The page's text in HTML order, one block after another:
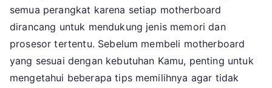
semua perangkat karena setiap motherboard
dirancang untuk mendukung jenis memori dan
prosesor tertentu. Sebelum membeli motherboard
yang sesuai dengan kebutuhan Kamu, penting untuk
mengetahui beberapa tips memilihnya agar tidak